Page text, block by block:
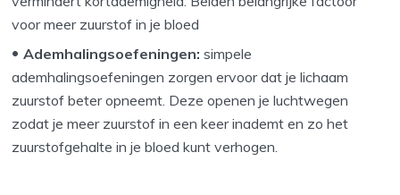
voor meer zuurstof in je bloed
Ademhalingsoefeningen:simpele
ademhalingsoefeningen zorgen ervoor dat je lichaam
zuurstof beter opneemt. Deze openen je luchtwegen
zodat je meer zuurstof in een keer inademt en zo het
zuurstofgehalte in je bloed kunt verhogen.